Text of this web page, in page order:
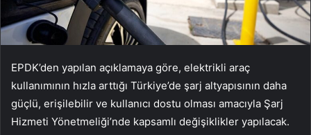
EPDK’den yapılan açıklamaya göre, elektrikli araç
kullanımının hızla arttığı Türkiye’de şarj altyapısının daha
güçlü, erişilebilir ve kullanıcı dostu olması amacıyla Şarj
Hizmeti Yönetmeliği’nde kapsamlı değişiklikler yapılacak.